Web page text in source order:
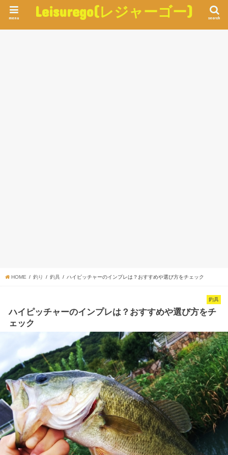
Leisurego(レジャーゴー) search
menu
HOME 釣り 釣具 ハイピッチャーのインプレは？おすすめや選び方をチェック
釣具
ハイピッチャーのインプレは？おすすめや選び方をチ
ェック